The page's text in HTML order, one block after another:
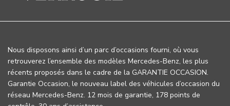
Nous disposons ainsi d’un parc d’occasions fourni, où vous
retrouverez l’ensemble des modèles Mercedes-Benz, les plus
récents proposés dans le cadre de la GARANTIE OCCASION.
Garantie Occasion, le nouveau label des véhicules d’occasion du
réseau Mercedes-Benz. 12 mois de garantie, 178 points de